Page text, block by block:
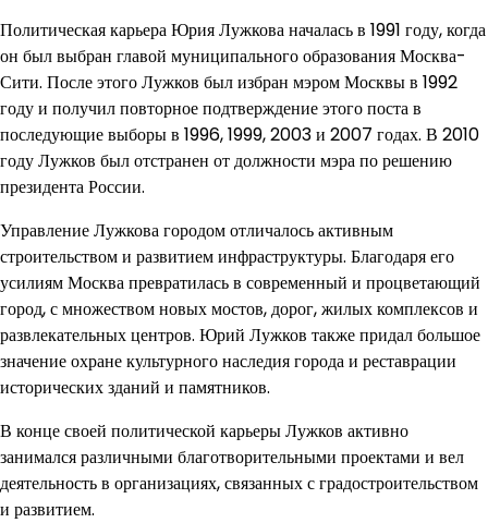
Политическая карьера Юрия Лужкова началась в 1991 году, когда
он был выбран главой муниципального образования Москва-
Сити. После этого Лужков был избран мэром Москвы в 1992
году и получил повторное подтверждение этого поста в
последующие выборы в 1996, 1999, 2003 и 2007 годах. В 2010
году Лужков был отстранен от должности мэра по решению
президента России.
Управление Лужкова городом отличалось активным
строительством и развитием инфраструктуры. Благодаря его
усилиям Москва превратилась в современный и процветающий
город, с множеством новых мостов, дорог, жилых комплексов и
развлекательных центров. Юрий Лужков также придал большое
значение охране культурного наследия города и реставрации
исторических зданий и памятников.
В конце своей политической карьеры Лужков активно
занимался различными благотворительными проектами и вел
деятельность в организациях, связанных с градостроительством
и развитием.